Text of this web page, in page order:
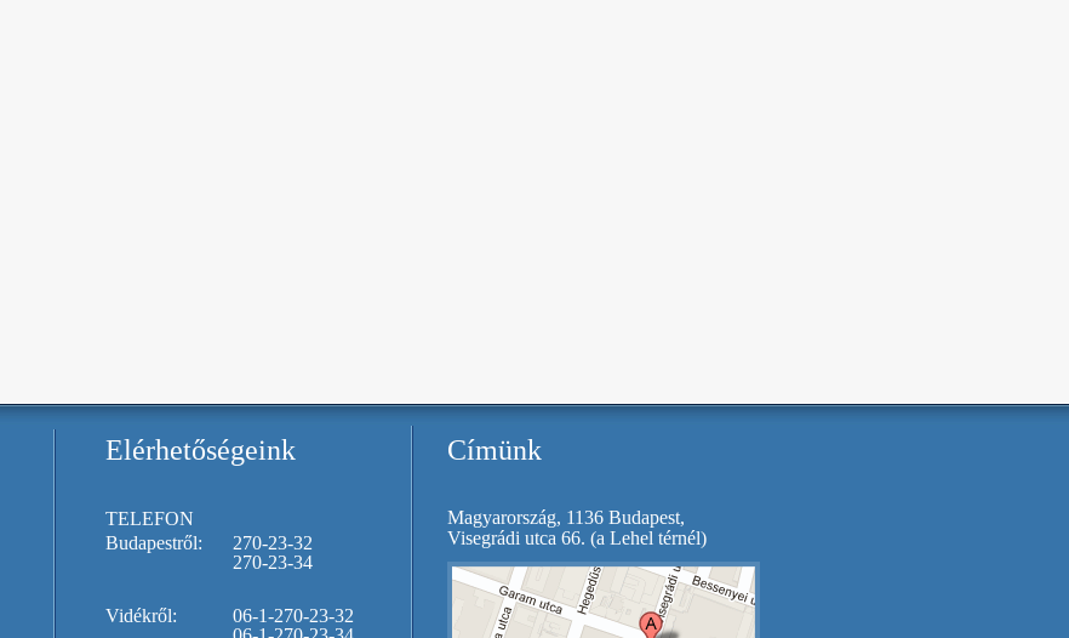
Elérhetőségeink
TELEFON
Budapestről:
Vidékről:
270-23-32
270-23-34
06-1-270-23-32
Címünk
Magyarország, 1136 Budapest,
Visegrádi utca 66. (a Lehel térnél)